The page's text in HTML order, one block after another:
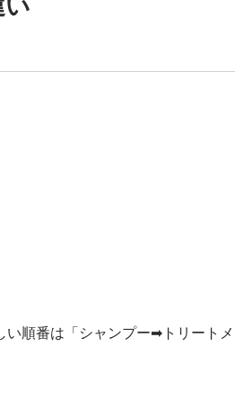
い順番は「シャンプー➡トリートメ